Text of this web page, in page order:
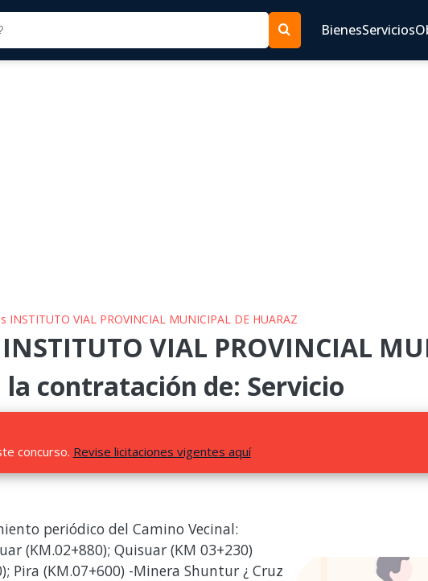
BienesServicios
INSTITUTO VIAL PROVINCIAL MUNICIPAL DE HUARAZ
VIAL PROVINCIAL
la contratación de: Servicio
concurso. Revise licitaciones vigentes aquí
periódico del Camino Vecinal:
(KM.02+880); Quisuar (KM 03+230)
Pira (KM.07+600) -Minera Shuntur ¿ Cruz